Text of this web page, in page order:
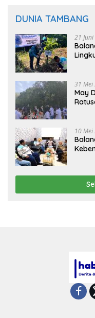
DUNIA TAMBANG
21
31 Mei
May
10